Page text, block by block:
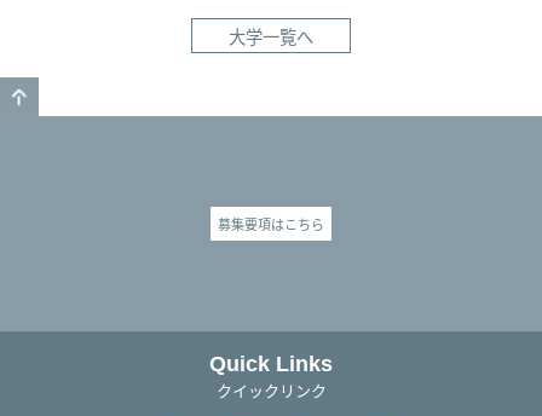
大学一覧へ
募集要項はこちら
Quick Links
クイックリンク